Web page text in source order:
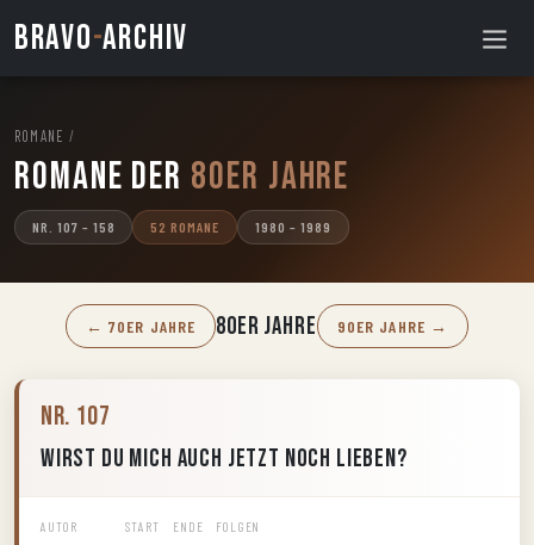
BRAVO-ARCHIV
ROMANE /
Romane der 80er Jahre
NR. 107 – 158 52 ROMANE 1980 – 1989
← 70ER JAHRE 80er Jahre 90ER JAHRE →
Nr. 107
Wirst Du mich auch jetzt noch lieben?
AUTOR START ENDE FOLGEN